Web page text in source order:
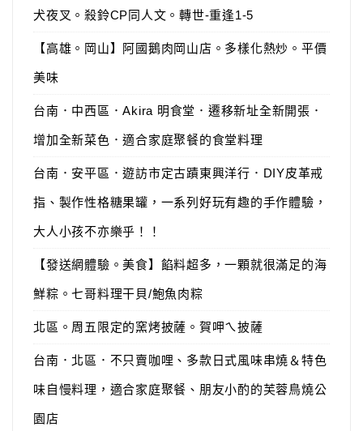
犬夜叉。殺鈴CP同人文。轉世-重逢1-5
【高雄。岡山】阿國鵝肉岡山店。多樣化熱炒。平價
美味
台南．中西區．Akira 明食堂．遷移新址全新開張．
增加全新菜色．適合家庭聚餐的食堂料理
台南．安平區．遊訪市定古蹟東興洋行．DIY皮革戒
指、製作性格糖果罐，一系列好玩有趣的手作體驗，
大人小孩不亦樂乎！！
【發送網體驗。美食】餡料超多，一顆就很滿足的海
鮮粽。七哥料理干貝/鮑魚肉粽
北區。周五限定的窯烤披薩。賀呷ㄟ披薩
台南．北區．不只賣咖哩、多款日式風味串燒＆特色
味自慢料理，適合家庭聚餐、朋友小酌的芙蓉鳥燒公
園店